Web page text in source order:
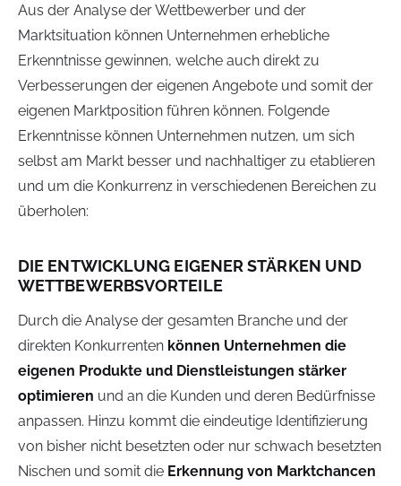
Aus der Analyse der Wettbewerber und der
Marktsituation können Unternehmen erhebliche
Erkenntnisse gewinnen, welche auch direkt zu
Verbesserungen der eigenen Angebote und somit der
eigenen Marktposition führen können. Folgende
Erkenntnisse können Unternehmen nutzen, um sich
selbst am Markt besser und nachhaltiger zu etablieren
und um die Konkurrenz in verschiedenen Bereichen zu
überholen:
DIE ENTWICKLUNG EIGENER STÄRKEN UND
WETTBEWERBSVORTEILE
Durch die Analyse der gesamten Branche und der
direkten Konkurrenten können Unternehmen die
eigenen Produkte und Dienstleistungen stärker
optimieren und an die Kunden und deren Bedürfnisse
anpassen. Hinzu kommt die eindeutige Identifizierung
von bisher nicht besetzten oder nur schwach besetzten
Nischen und somit die Erkennung von Marktchancen